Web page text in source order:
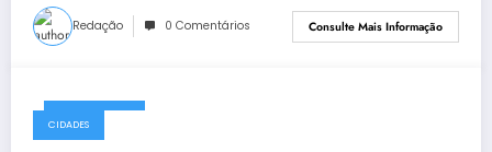
Redação 0 Comentários Consulte Mais Informação
05/08/2026
CIDADES